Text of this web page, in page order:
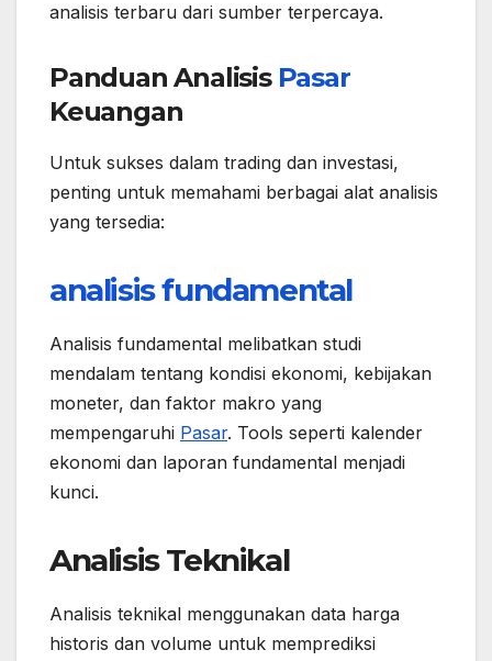
analisis terbaru dari sumber terpercaya.
Panduan Analisis Pasar
Keuangan
Untuk sukses dalam trading dan investasi,
penting untuk memahami berbagai alat analisis
yang tersedia:
analisis fundamental
Analisis fundamental melibatkan studi
mendalam tentang kondisi ekonomi, kebijakan
moneter, dan faktor makro yang
mempengaruhi Pasar. Tools seperti kalender
ekonomi dan laporan fundamental menjadi
kunci.
Analisis Teknikal
Analisis teknikal menggunakan data harga
historis dan volume untuk memprediksi